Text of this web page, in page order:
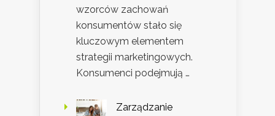
wzorców zachowań
konsumentów stało się
kluczowym elementem
strategii marketingowych.
Konsumenci podejmują …
Zarządzanie